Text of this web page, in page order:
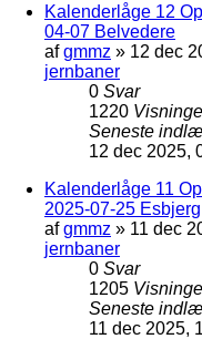
Kalenderlåge 12
04-07 Belvedere
afgmmz » 12 dec
jernbaner
0 Svar
1220
Seneste
12 dec 2025,
Kalenderlåge 11
2025-07-25 Esbjerg
afgmmz » 11 dec
jernbaner
0 Svar
1205
Seneste
11 dec 2025,